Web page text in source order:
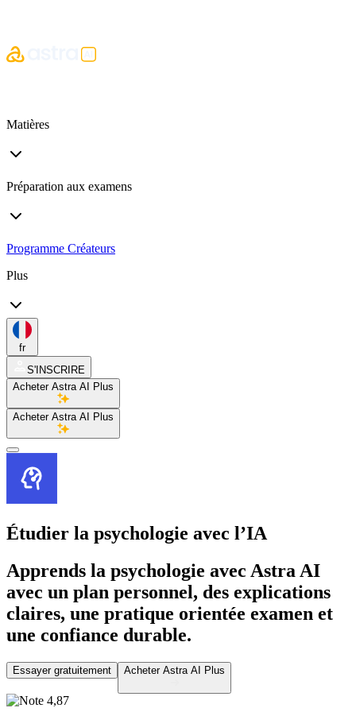
Matières
Préparation aux examens
Programme Créateurs
Plus
fr
S'INSCRIRE
Acheter Astra AI Plus
Acheter Astra AI Plus
Étudier la psychologie avec l’IA
Apprends la psychologie avec Astra AI
avec un plan personnel, des explications
claires, une pratique orientée examen et
une confiance durable.
Essayer gratuitement Acheter Astra AI Plus